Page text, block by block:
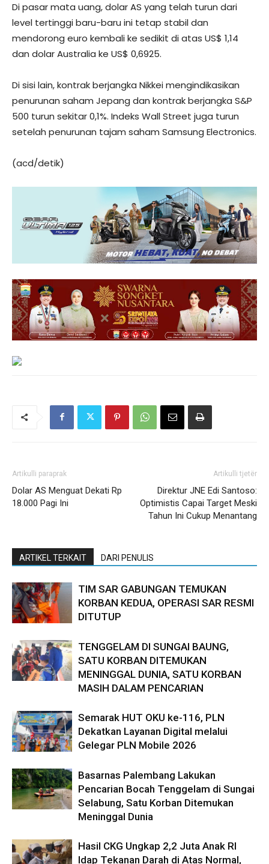
Di pasar mata uang, dolar AS yang telah turun dari
level tertinggi baru-baru ini tetap stabil dan
mendorong euro kembali ke sedikit di atas US$ 1,14
dan dolar Australia ke US$ 0,6925.
Di sisi lain, kontrak berjangka Nikkei mengindikasikan
penurunan saham Jepang dan kontrak berjangka S&P
500 turun sekitar 0,1%. Indeks Wall Street juga turun
setelah penurunan tajam saham Samsung Electronics.
(acd/detik)
Artikulli paraprak
Dolar AS Menguat Dekati Rp
18.000 Pagi Ini
Artikulli tjetër
Direktur JNE Edi Santoso:
Optimistis Capai Target Meski
Tahun Ini Cukup Menantang
ARTIKEL TERKAIT DARI PENULIS
TIM SAR GABUNGAN TEMUKAN
KORBAN KEDUA, OPERASI SAR RESMI
DITUTUP
TENGGELAM DI SUNGAI BAUNG,
SATU KORBAN DITEMUKAN
MENINGGAL DUNIA, SATU KORBAN
MASIH DALAM PENCARIAN
Semarak HUT OKU ke-116, PLN
Dekatkan Layanan Digital melalui
Gelegar PLN Mobile 2026
Basarnas Palembang Lakukan
Pencarian Bocah Tenggelam di Sungai
Selabung, Satu Korban Ditemukan
Meninggal Dunia
Hasil CKG Ungkap 2,2 Juta Anak RI
Idap Tekanan Darah di Atas Normal,